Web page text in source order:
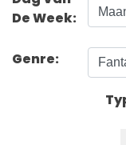
De Week:
Genre: